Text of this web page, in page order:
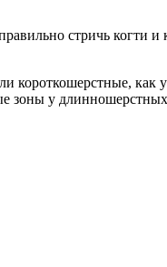
стричь когти
зоны у